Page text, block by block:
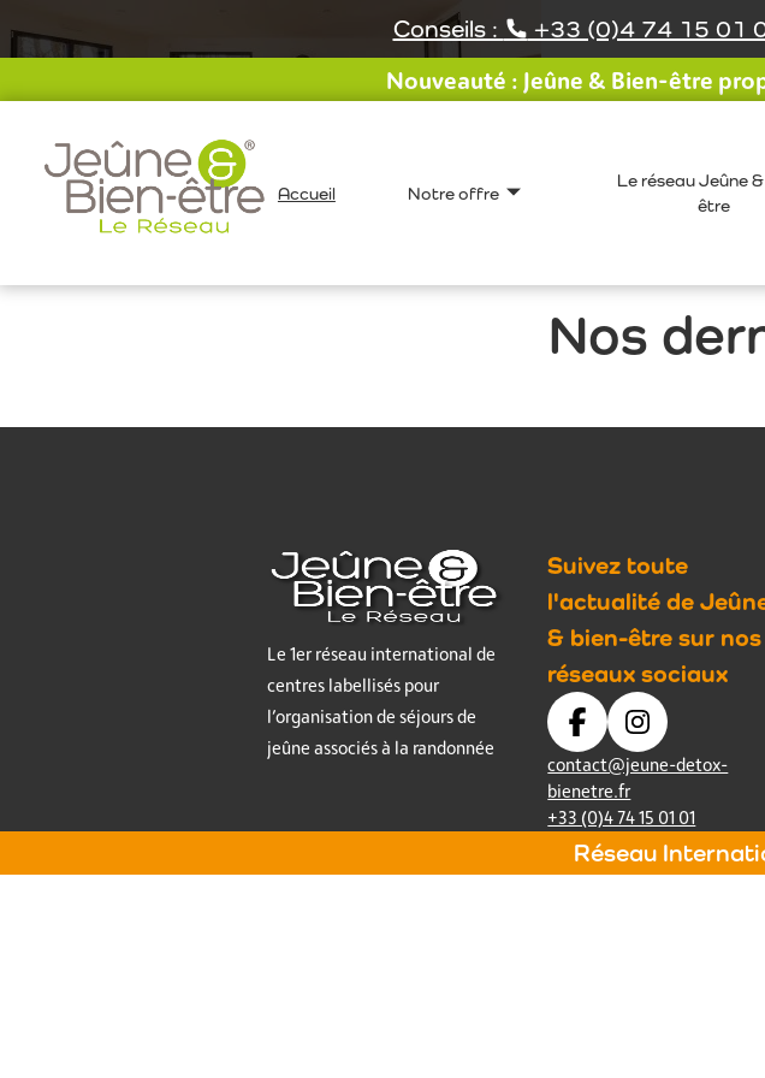
au
Conseils : +33 (0)4 74 15 01
Nouveauté : Jeûne & Bien-être
Accueil Notre offre
Le réseau Jeûne
être
Nos
Le 1er réseau international de
centres labellisés pour
l’organisation de séjours de
jeûne associés à la randonnée
Suivez toute
l'actualité de
& bien-être sur nos
réseaux sociaux
contact@jeune-detox-
bienetre.fr
+33 (0)4 74 15 01 01
Réseau